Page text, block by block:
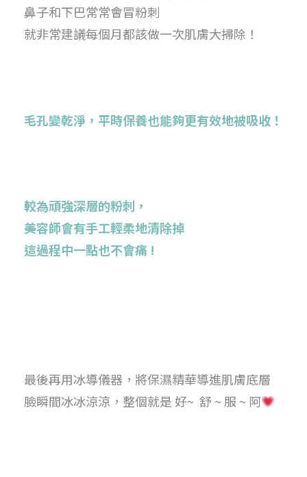
鼻子和下巴常常會冒粉刺
就非常建議每個月都該做一次肌膚大掃除！
毛孔變乾淨，平時保養也能夠更有效地被吸收 ！
較為頑強深層的粉刺，
美容師會有手工輕柔地清除掉
這過程中一點也不會痛 !
最後再用冰導儀器，將保濕精華導進肌膚底層
臉瞬間冰冰涼涼，整個就是 好~ 舒 ~ 服 ~ 阿